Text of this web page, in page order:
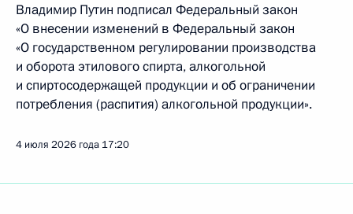
Владимир Путин подписал Федеральный закон
«О внесении изменений в Федеральный закон
«О государственном регулировании производства
и оборота этилового спирта, алкогольной
и спиртосодержащей продукции и об ограничении
потребления (распития) алкогольной продукции».
4 июля 2026 года 17:20